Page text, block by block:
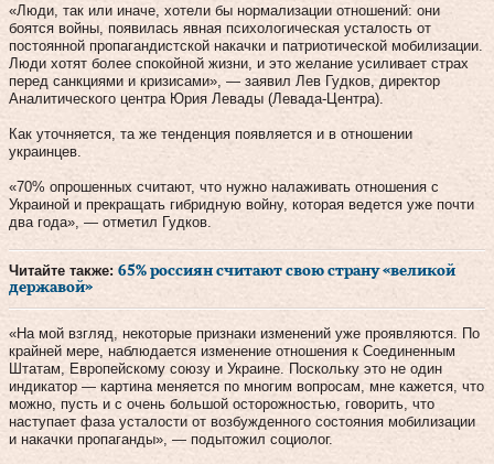
«Люди, так или иначе, хотели бы нормализации отношений: они
боятся войны, появилась явная психологическая усталость от
постоянной пропагандистской накачки и патриотической мобилизации.
Люди хотят более спокойной жизни, и это желание усиливает страх
перед санкциями и кризисами», — заявил Лев Гудков, директор
Аналитического центра Юрия Левады (Левада-Центра).
Как уточняется, та же тенденция появляется и в отношении
украинцев.
«70% опрошенных считают, что нужно налаживать отношения с
Украиной и прекращать гибридную войну, которая ведется уже почти
два года», — отметил Гудков.
Читайте также: 65% россиян считают свою страну «великой
державой»
«На мой взгляд, некоторые признаки изменений уже проявляются. По
крайней мере, наблюдается изменение отношения к Соединенным
Штатам, Европейскому союзу и Украине. Поскольку это не один
индикатор — картина меняется по многим вопросам, мне кажется, что
можно, пусть и с очень большой осторожностью, говорить, что
наступает фаза усталости от возбужденного состояния мобилизации
и накачки пропаганды», — подытожил социолог.